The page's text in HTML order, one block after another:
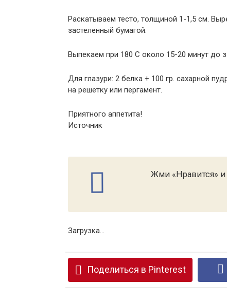
Раскатываем тесто, толщиной 1-1,5 см.
застеленный бумагой.
Выпекаем при 180 С около 15-20 минут до
Для глазури: 2 белка + 100 гр. сахарной
на решетку или пергамент.
Приятного аппетита!
Источник
Жми «Нравится» и
Загрузка...
Поделиться в Pinterest